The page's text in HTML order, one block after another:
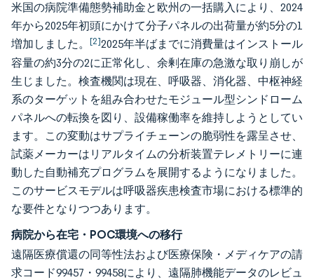
米国の病院準備態勢補助金と欧州の一括購入により、2024
年から2025年初頭にかけて分子パネルの出荷量が約5分の1
増加しました。 [2]2025年半ばまでに消費量はインストール
容量の約3分の2に正常化し、余剰在庫の急激な取り崩しが
生じました。検査機関は現在、呼吸器、消化器、中枢神経
系のターゲットを組み合わせたモジュール型シンドローム
パネルへの転換を図り、設備稼働率を維持しようとしてい
ます。この変動はサプライチェーンの脆弱性を露呈させ、
試薬メーカーはリアルタイムの分析装置テレメトリーに連
動した自動補充プログラムを展開するようになりました。
このサービスモデルは呼吸器疾患検査市場における標準的
な要件となりつつあります。
病院から在宅・POC環境への移行
遠隔医療償還の同等性法および医療保険・メディケアの請
求コード99457・99458により、遠隔肺機能データのレビュ